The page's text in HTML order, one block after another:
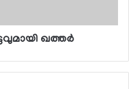
ഖത്തര്‍